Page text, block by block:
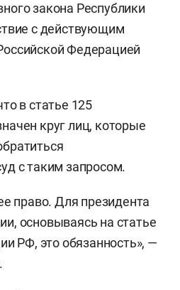
закона Республики
с действующим
Федерацией
в статье 125
круг лиц, которые
с таким запросом.
право. Для президента
основываясь на статье
РФ, это обязанность», —